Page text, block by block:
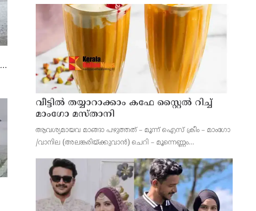
മഴക്കെടുതി ബാധിച്ചത്.
വീട്ടിൽ തയ്യാറാക്കാം കഫേ സ്റ്റൈൽ റിച്ച്
മാംഗോ മസ്താനി
ആവശ്യമായവ മാങ്ങാ പഴുത്തത് – മൂന്ന് ഐസ് ക്രീം – മാംഗോ
/വാനില (അലങ്കരിയ്ക്കുവാന്‍) ചെറി – മൂന്നെണ്ണം